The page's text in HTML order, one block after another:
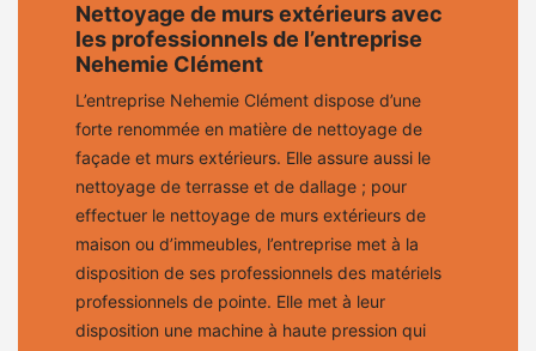
Nettoyage de murs extérieurs avec
les professionnels de l’entreprise
Nehemie Clément
L’entreprise Nehemie Clément dispose d’une
forte renommée en matière de nettoyage de
façade et murs extérieurs. Elle assure aussi le
nettoyage de terrasse et de dallage ; pour
effectuer le nettoyage de murs extérieurs de
maison ou d’immeubles, l’entreprise met à la
disposition de ses professionnels des matériels
professionnels de pointe. Elle met à leur
disposition une machine à haute pression qui